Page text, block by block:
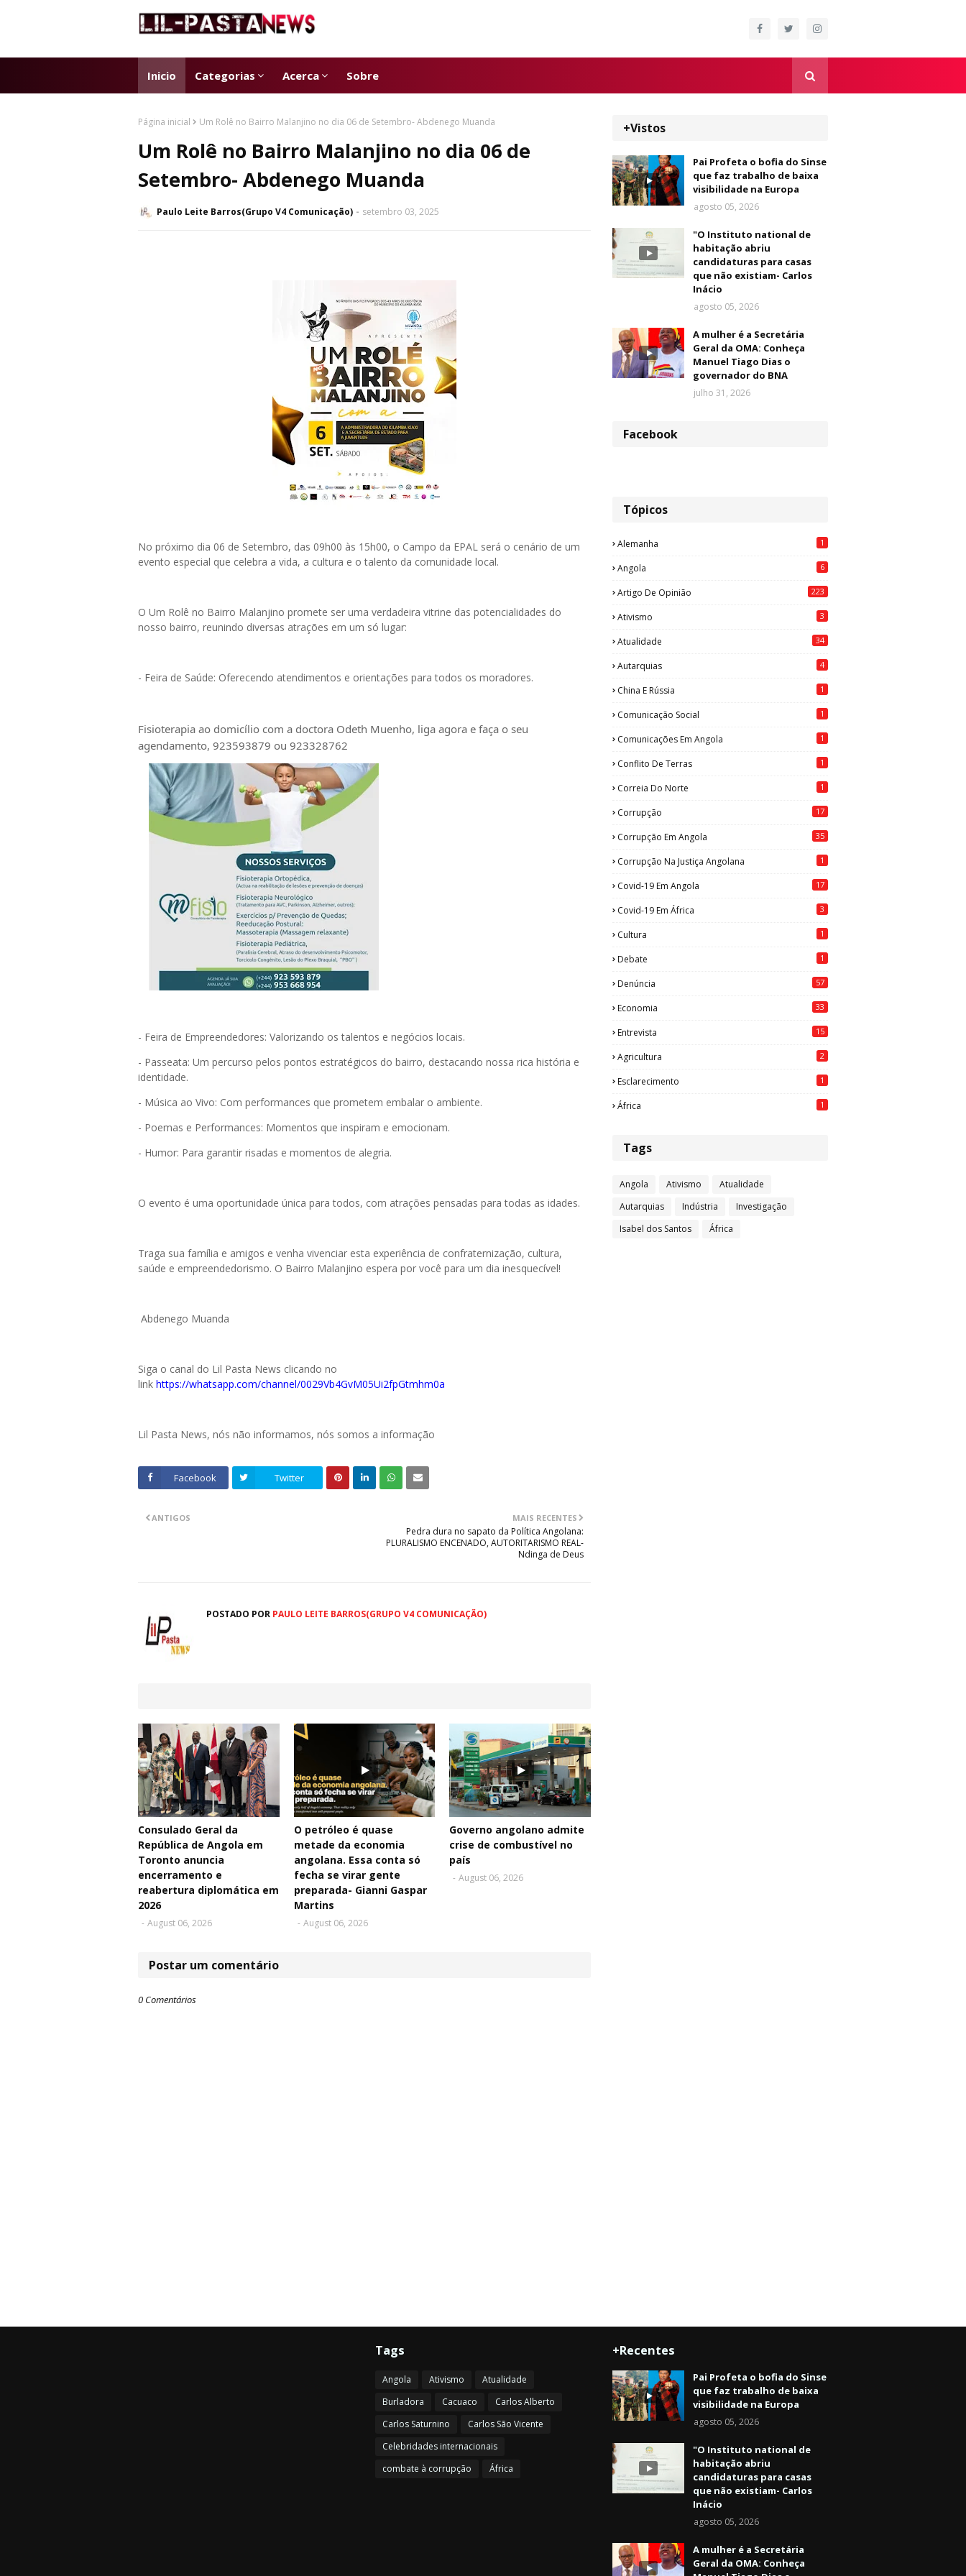
Inicio Categorias Acerca Sobre
Página inicial Um Rolê no Bairro Malanjino no dia 06 de Setembro- Abdenego Muanda
Um Rolê no Bairro Malanjino no dia 06 de
Setembro- Abdenego Muanda
Paulo Leite Barros(Grupo V4 Comunicação) setembro 03, 2025
No próximo dia 06 de Setembro, das 09h00 às 15h00, o Campo da EPAL será o cenário de um
evento especial que celebra a vida, a cultura e o talento da comunidade local.
O Um Rolê no Bairro Malanjino promete ser uma verdadeira vitrine das potencialidades do
nosso bairro, reunindo diversas atrações em um só lugar:
- Feira de Saúde: Oferecendo atendimentos e orientações para todos os moradores.
Fisioterapia ao domicílio com a doctora Odeth Muenho, liga agora e faça o seu
agendamento, 923593879 ou 923328762
- Feira de Empreendedores: Valorizando os talentos e negócios locais.
- Passeata: Um percurso pelos pontos estratégicos do bairro, destacando nossa rica história e
identidade.
- Música ao Vivo: Com performances que prometem embalar o ambiente.
- Poemas e Performances: Momentos que inspiram e emocionam.
- Humor: Para garantir risadas e momentos de alegria.
O evento é uma oportunidade única para todos, com atrações pensadas para todas as idades.
Traga sua família e amigos e venha vivenciar esta experiência de confraternização, cultura,
saúde e empreendedorismo. O Bairro Malanjino espera por você para um dia inesquecível!
Abdenego Muanda
Siga o canal do Lil Pasta News clicando no
link https://whatsapp.com/channel/0029Vb4GvM05Ui2fpGtmhm0a
Lil Pasta News, nós não informamos, nós somos a informação
Facebook Twitter
MAIS RECENTES
Pedra dura no sapato da Política Angolana:
PLURALISMO ENCENADO, AUTORITARISMO REAL-
Ndinga de Deus
ANTIGOS
POSTADO POR PAULO LEITE BARROS(GRUPO V4 COMUNICAÇÃO)
Consulado Geral da
República de Angola em
Toronto anuncia
encerramento e
reabertura diplomática em
2026
- August 06, 2026
O petróleo é quase
metade da economia
angolana. Essa conta só
fecha se virar gente
preparada- Gianni Gaspar
Martins
- August 06, 2026
Governo angolano admite
crise de combustível no
país
- August 06, 2026
Postar um comentário
0 Comentários
+Vistos
Pai Profeta o bofia do Sinse
que faz trabalho de baixa
visibilidade na Europa
agosto 05, 2026
"O Instituto national de
habitação abriu
candidaturas para casas
que não existiam- Carlos
Inácio
agosto 05, 2026
A mulher é a Secretária
Geral da OMA: Conheça
Manuel Tiago Dias o
governador do BNA
julho 31, 2026
Facebook
Tópicos
Alemanha 1
Angola 6
Artigo De Opinião 223
Ativismo 3
Atualidade 34
Autarquias 4
China E Rússia 1
Comunicação Social 1
Comunicações Em Angola 1
Conflito De Terras 1
Correia Do Norte 1
Corrupção 17
Corrupção Em Angola 35
Corrupção Na Justiça Angolana 1
Covid-19 Em Angola 17
Covid-19 Em África 3
Cultura 1
Debate 1
Denúncia 57
Economia 33
Entrevista 15
Agricultura 2
Esclarecimento 1
África 1
Tags
Angola Ativismo
Atualidade
Autarquias
Indústria
Investigação
Isabel dos Santos
África
Tags
Angola Ativismo
Atualidade
Burladora
Cacuaco
Carlos Alberto
Carlos Saturnino
Carlos São Vicente
Celebridades internacionais
combate à corrupção
África
+Recentes
Pai Profeta o bofia do Sinse
que faz trabalho de baixa
visibilidade na Europa
agosto 05, 2026
"O Instituto national de
habitação abriu
candidaturas para casas
que não existiam- Carlos
Inácio
agosto 05, 2026
A mulher é a Secretária
Geral da OMA: Conheça